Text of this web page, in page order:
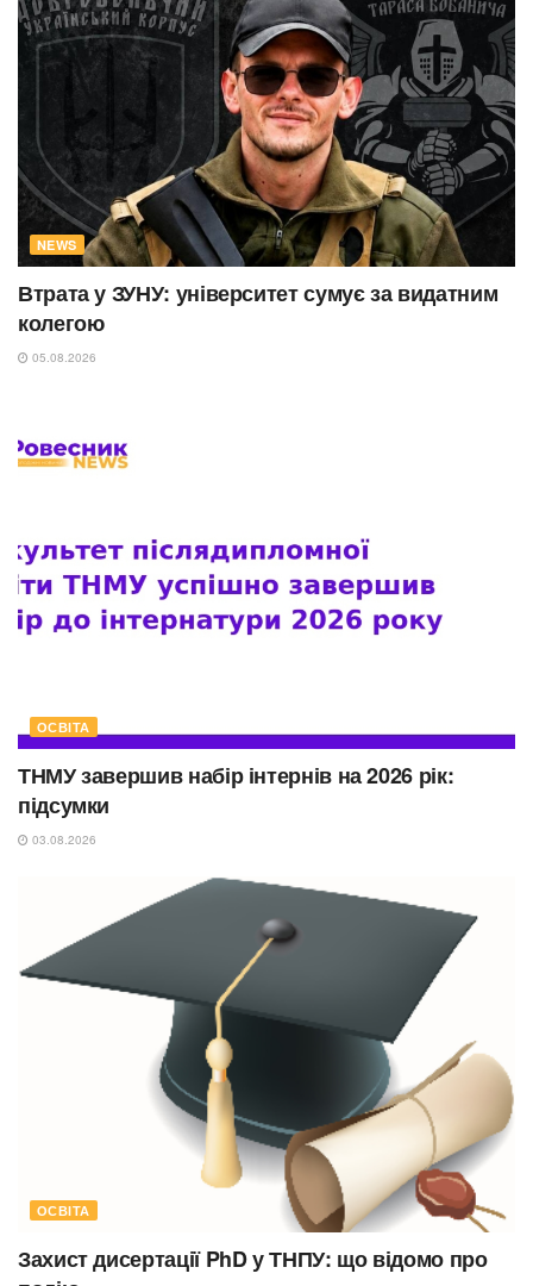
NEWS
Втрата у ЗУНУ: університет сумує за видатним
колегою
05.08.2026
ОСВІТА
ТНМУ завершив набір інтернів на 2026 рік:
підсумки
03.08.2026
ОСВІТА
Захист дисертації PhD у ТНПУ: що відомо про